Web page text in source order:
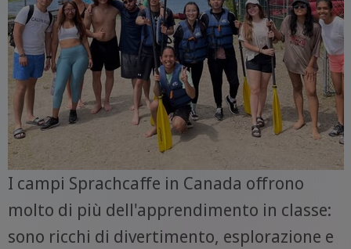
I campi Sprachcaffe in Canada offrono
molto di più dell'apprendimento in classe:
sono ricchi di divertimento, esplorazione e